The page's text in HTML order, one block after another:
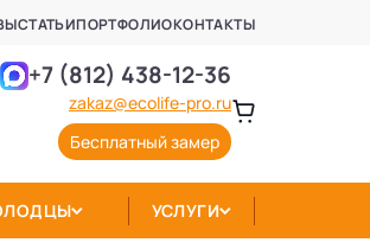
СТАТЬИПОРТФОЛИОКОНТАКТЫ
+7 (812) 438-12-36
zakaz@ecolife-pro.ru
Бесплатный замер
УСЛУГИ